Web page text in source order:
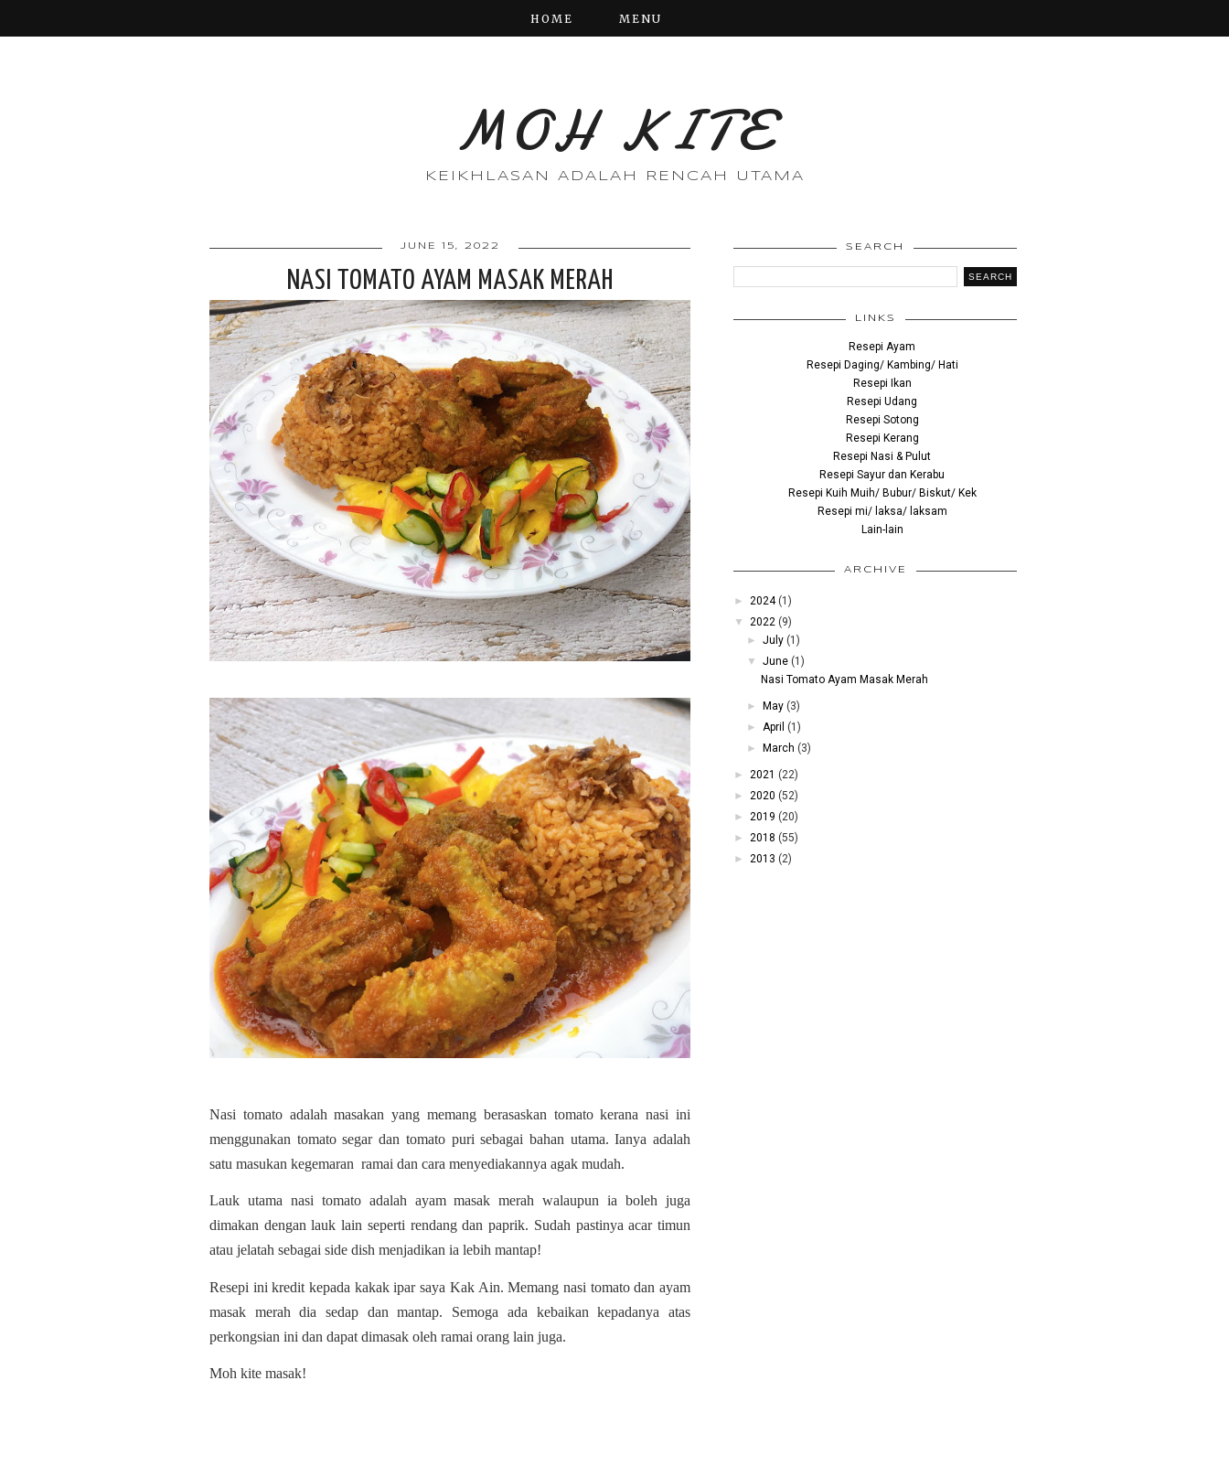
HOME MENU
MOH KITE
KEIKHLASAN ADALAH RENCAH UTAMA
JUNE 15, 2022
NASI TOMATO AYAM MASAK MERAH
Nasi tomato adalah masakan yang memang berasaskan tomato kerana nasi ini
menggunakan tomato segar dan tomato puri sebagai bahan utama. Ianya adalah
satu masukan kegemaran ramai dan cara menyediakannya agak mudah.
Lauk utama nasi tomato adalah ayam masak merah walaupun ia boleh juga
dimakan dengan lauk lain seperti rendang dan paprik. Sudah pastinya acar timun
atau jelatah sebagai side dish menjadikan ia lebih mantap!
Resepi ini kredit kepada kakak ipar saya Kak Ain. Memang nasi tomato dan ayam
masak merah dia sedap dan mantap. Semoga ada kebaikan kepadanya atas
perkongsian ini dan dapat dimasak oleh ramai orang lain juga.
Moh kite masak!
SEARCH
LINKS
Resepi Ayam
Resepi Daging/ Kambing/ Hati
Resepi Ikan
Resepi Udang
Resepi Sotong
Resepi Kerang
Resepi Nasi & Pulut
Resepi Sayur dan Kerabu
Resepi Kuih Muih/ Bubur/ Biskut/ Kek
Resepi mi/ laksa/ laksam
Lain-lain
ARCHIVE
► 2024 (1)
▼
2022 (9)
►July (1)
▼
June (1)
Nasi Tomato Ayam Masak Merah
► May (3)
►April (1)
►
March (3)
► 2021 (22)
► 2020 (52)
► 2019 (20)
► 2018 (55)
► 2013 (2)